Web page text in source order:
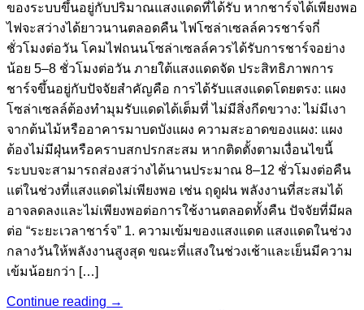
ของระบบขึ้นอยู่กับปริมาณแสงแดดที่ได้รับ หากชาร์จได้เพียงพอ
ไฟจะสว่างได้ยาวนานตลอดคืน ไฟโซล่าเซลล์ควรชาร์จกี่
ชั่วโมงต่อวัน โคมไฟถนนโซล่าเซลล์ควรได้รับการชาร์จอย่าง
น้อย 5–8 ชั่วโมงต่อวัน ภายใต้แสงแดดจัด ประสิทธิภาพการ
ชาร์จขึ้นอยู่กับปัจจัยสำคัญคือ การได้รับแสงแดดโดยตรง: แผง
โซล่าเซลล์ต้องทำมุมรับแดดได้เต็มที่ ไม่มีสิ่งกีดขวาง: ไม่มีเงา
จากต้นไม้หรืออาคารมาบดบังแผง ความสะอาดของแผง: แผง
ต้องไม่มีฝุ่นหรือคราบสกปรกสะสม หากติดตั้งตามเงื่อนไขนี้
ระบบจะสามารถส่องสว่างได้นานประมาณ 8–12 ชั่วโมงต่อคืน
แต่ในช่วงที่แสงแดดไม่เพียงพอ เช่น ฤดูฝน พลังงานที่สะสมได้
อาจลดลงและไม่เพียงพอต่อการใช้งานตลอดทั้งคืน ปัจจัยที่มีผล
ต่อ “ระยะเวลาชาร์จ” 1. ความเข้มของแสงแดด แสงแดดในช่วง
กลางวันให้พลังงานสูงสุด ขณะที่แสงในช่วงเช้าและเย็นมีความ
เข้มน้อยกว่า […]
Continue reading →